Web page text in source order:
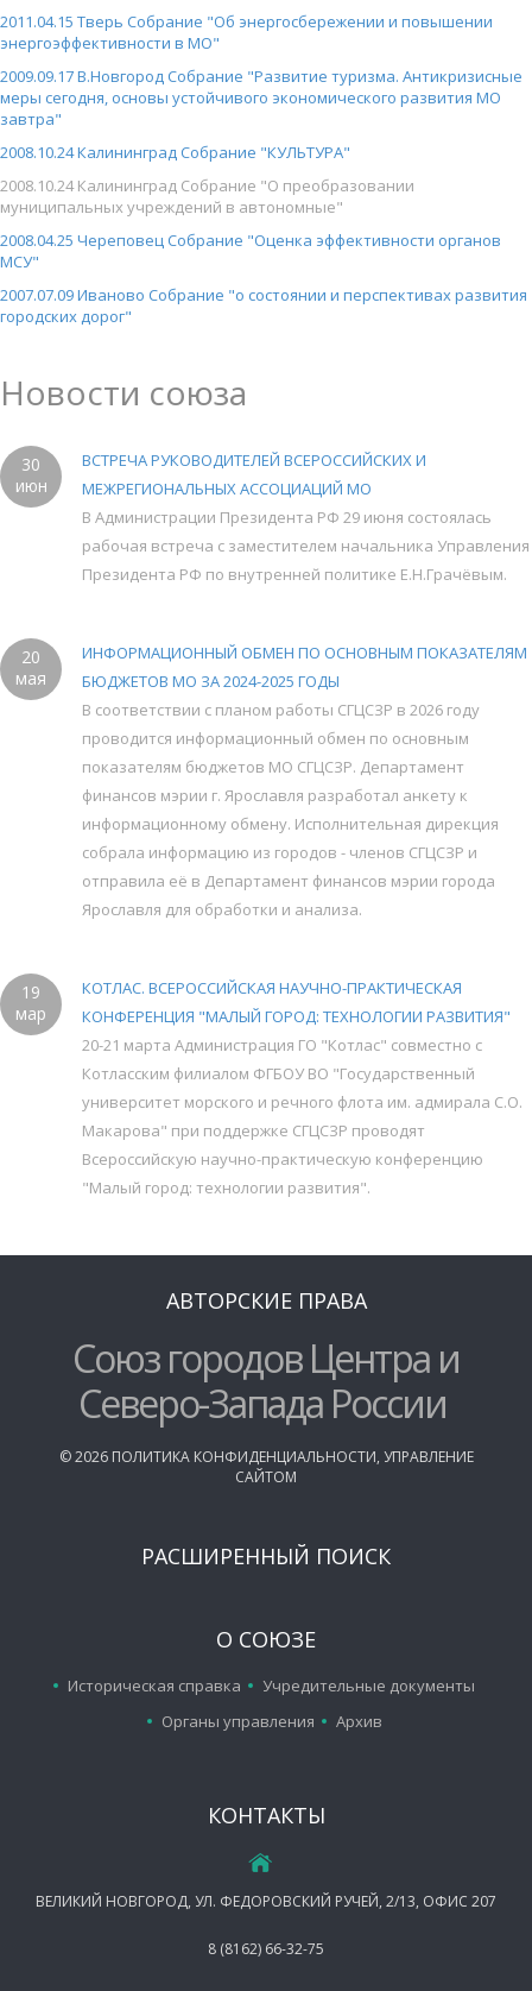
2011.04.15 Тверь Собрание "Об энергосбережении и повышении
энергоэффективности в МО"
2009.09.17 В.Новгород Собрание "Развитие туризма. Антикризисные
меры сегодня, основы устойчивого экономического развития МО
завтра"
2008.10.24 Калининград Собрание "КУЛЬТУРА"
2008.10.24 Калининград Собрание "О преобразовании
муниципальных учреждений в автономные"
2008.04.25 Череповец Собрание "Оценка эффективности органов
МСУ"
2007.07.09 Иваново Собрание "о состоянии и перспективах развития
городских дорог"
Новости союза
30
июн
ВСТРЕЧА РУКОВОДИТЕЛЕЙ ВСЕРОССИЙСКИХ И
МЕЖРЕГИОНАЛЬНЫХ АССОЦИАЦИЙ МО
В Администрации Президента РФ 29 июня состоялась
рабочая встреча с заместителем начальника Управления
Президента РФ по внутренней политике Е.Н.Грачёвым.
20
мая
ИНФОРМАЦИОННЫЙ ОБМЕН ПО ОСНОВНЫМ ПОКАЗАТЕЛЯМ
БЮДЖЕТОВ МО ЗА 2024-2025 ГОДЫ
В соответствии с планом работы СГЦСЗР в 2026 году
проводится информационный обмен по основным
показателям бюджетов МО СГЦСЗР. Департамент
финансов мэрии г. Ярославля разработал анкету к
информационному обмену. Исполнительная дирекция
собрала информацию из городов - членов СГЦСЗР и
отправила её в Департамент финансов мэрии города
Ярославля для обработки и анализа.
19
мар
КОТЛАС. ВСЕРОССИЙСКАЯ НАУЧНО-ПРАКТИЧЕСКАЯ
КОНФЕРЕНЦИЯ "МАЛЫЙ ГОРОД: ТЕХНОЛОГИИ РАЗВИТИЯ"
20-21 марта Администрация ГО "Котлас" совместно с
Котласским филиалом ФГБОУ ВО "Государственный
университет морского и речного флота им. адмирала С.О.
Макарова" при поддержке СГЦСЗР проводят
Всероссийскую научно-практическую конференцию
"Малый город: технологии развития".
АВТОРСКИЕ ПРАВА
Союз городов Центра и
Северо-Запада России
©2026 ПОЛИТИКА КОНФИДЕНЦИАЛЬНОСТИ, УПРАВЛЕНИЕ
САЙТОМ
РАСШИРЕННЫЙ ПОИСК
О СОЮЗЕ
Историческая справка
Учредительные документы
Органы управления
Архив
КОНТАКТЫ
ВЕЛИКИЙ НОВГОРОД, УЛ. ФЕДОРОВСКИЙ РУЧЕЙ, 2/13, ОФИС 207
8 (8162) 66-32-75